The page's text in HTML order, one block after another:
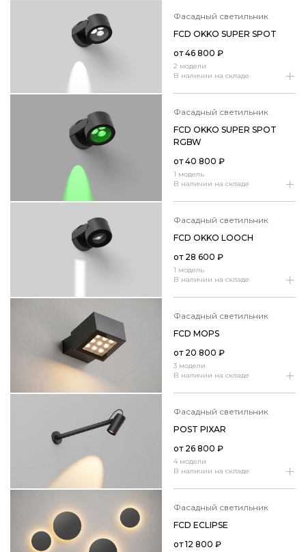
фасадный светильник
2 модели
В наличии на складе
FCD OKKO SUPER SPOT
от46 800 ₽
фасадный светильник
1 модель
В наличии на складе
FCD OKKO SUPER SPOT
RGBW
от40 800 ₽
фасадный светильник
1 модель
В наличии на складе
FCD OKKO LOOCH
от 28 600 ₽
фасадный светильник
3 модели
В наличии на складе
FCD MOPS
от 20 800 ₽
фасадный светильник
4 модели
В наличии на складе
POST PIXAR
от 26 800 ₽
фасадный светильник
FCD ECLIPSE
от12 800 ₽